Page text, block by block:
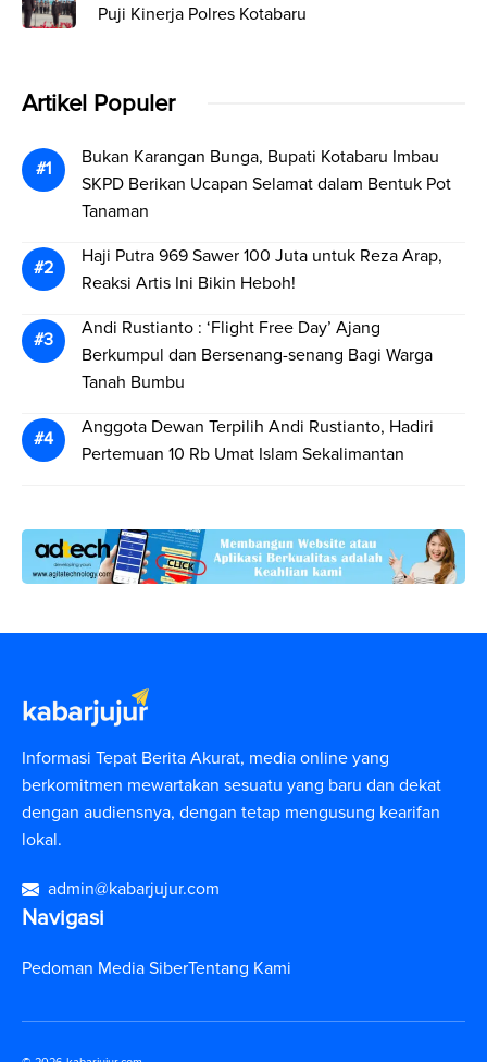
Puji Kinerja Polres Kotabaru
Artikel Populer
Bukan Karangan Bunga, Bupati Kotabaru Imbau
SKPD Berikan Ucapan Selamat dalam Bentuk Pot
Tanaman
Haji Putra 969 Sawer 100 Juta untuk Reza Arap,
Reaksi Artis Ini Bikin Heboh!
Andi Rustianto : ‘Flight Free Day’ Ajang
Berkumpul dan Bersenang-senang Bagi Warga
Tanah Bumbu
Anggota Dewan Terpilih Andi Rustianto, Hadiri
Pertemuan 10 Rb Umat Islam Sekalimantan
Informasi Tepat Berita Akurat, media online yang
berkomitmen mewartakan sesuatu yang baru dan dekat
dengan audiensnya, dengan tetap mengusung kearifan
lokal.
admin@kabarjujur.com
Navigasi
Pedoman Media SiberTentang Kami